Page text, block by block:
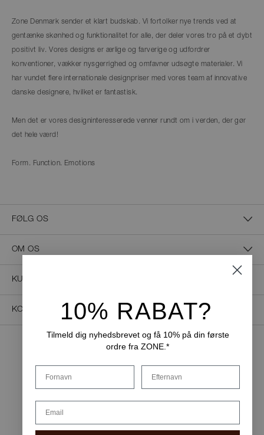
Zone Denmark sender et klart budskab. Vi fortolker nye trends ved at
gentænke skønhed og funktionalitet for alle, der deler vores tro på et dybt
positivt liv. Vores designs er ærlige og farverige og udfordrer
konventioner, vækker nysgerrighed og omfavner udsøgte materialer. Vi
har vundet flere internationale designpriser med vores team af innovative
danske designere, hvilket er fantastisk.
Men det er vores designinteresserede venner rundt om i verden, der gør
det hele værd!
Form. Function. Emotions
FØLG OS
OM OS
KUNDESERVICE
KONTAKT OS10% RABAT?
Tilmeld dig nyhedsbrevet og få 10% på din første
ordre fra ZONE.*
Fornavn Efternavn
Email